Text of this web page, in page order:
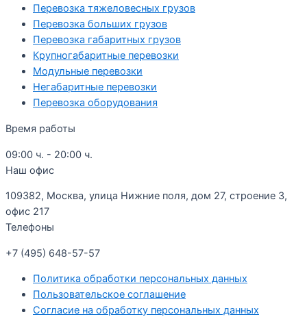
Перевозка тяжеловесных грузов
Перевозка больших грузов
Перевозка габаритных грузов
Крупногабаритные перевозки
Модульные перевозки
Негабаритные перевозки
Перевозка оборудования
Время работы
09:00 ч. - 20:00 ч.
Наш офис
109382, Москва, улица Нижние поля, дом 27, строение 3,
офис 217
Телефоны
+7 (495) 648-57-57
Политика обработки персональных данных
Пользовательское соглашение
Согласие на обработку персональных данных